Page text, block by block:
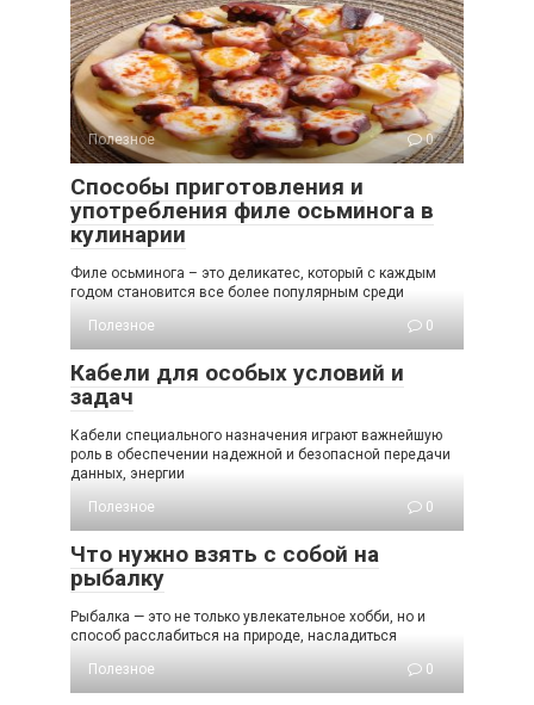
Полезное 0
Способы приготовления и
употребления филе осьминога в
кулинарии
Филе осьминога – это деликатес, который с каждым
годом становится все более популярным среди
Полезное
0
Кабели для особых условий и
задач
Кабели специального назначения играют важнейшую
роль в обеспечении надежной и безопасной передачи
данных, энергии
Полезное
0
Что нужно взять с собой на
рыбалку
Рыбалка — это не только увлекательное хобби, но и
способ расслабиться на природе, насладиться
Полезное
0